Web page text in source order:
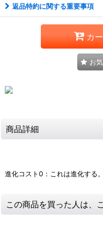
返品特約に関する重要事項
カ
お
商品詳細
進化コスト0：これは進化する。
この商品を買った人は、